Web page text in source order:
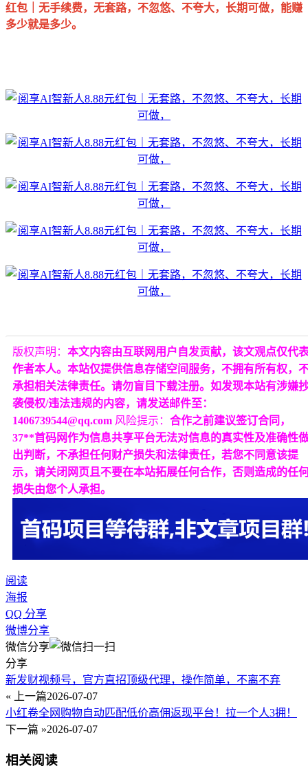
红包｜无手续费，无套路，不忽悠、不夸大，长期可做，能赚
多少就是多少。
版权声明： 本文内容由互联网用户自发贡献，该文观点仅代
作者本人。本站仅提供信息存储空间服务，不拥有所有权，
承担相关法律责任。请勿盲目下载注册。如发现本站有涉嫌
袭侵权/违法违规的内容，请发送邮件至：
1406739544@qq.com 风险提示： 合作之前建议签订合同，
37**首码网作为信息共享平台无法对信息的真实性及准确性
出判断，不承担任何财产损失和法律责任，若您不同意该提
示，请关闭网页且不要在本站拓展任何合作，否则造成的任
损失由您个人承担。
阅读
海报
QQ 分享
微博分享
微信分享
分享
新发财视频号，官方直招顶级代理，操作简单，不离不弃
« 上一篇2026-07-07
小红卷全网购物自动匹配低价高佣返现平台！拉一个人3拥！
下一篇 »2026-07-07
相关阅读